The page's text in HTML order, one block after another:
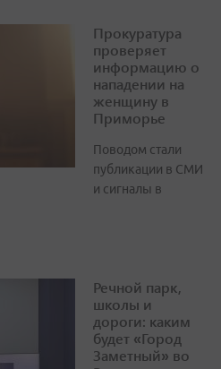
Прокуратура
проверяет
информацию о
нападении на
женщину в
Приморье
Поводом стали
публикации в СМИ
и сигналы в
Речной парк,
школы и
дороги: каким
будет «Город
Заметный» во